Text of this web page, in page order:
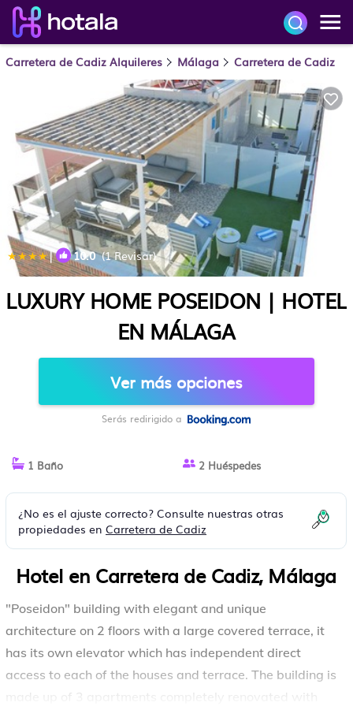
Carretera de Cadiz Alquileres Málaga Carretera de Cadiz
| 10.0(1 Revisar)
LUXURY HOME POSEIDON | HOTEL
EN MÁLAGA
Ver más opciones
Serás redirigido a
1 Baño 2 Huéspedes
¿No es el ajuste correcto? Consulte nuestras otras
propiedades en Carretera de Cadiz
Hotel en Carretera de Cadiz, Málaga
"Poseidon" building with elegant and unique
architecture on 2 floors with a large covered terrace, it
has its own elevator which has independent direct
access to each of the houses and terrace. The building is
made up of 3 apartments completely renovated with